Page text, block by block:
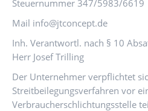
Steuernummer 347/5983/6619
Mail info@jtconcept.de
Inh. Verantwortl. nach § 10
Herr Josef Trilling
Der Unternehmer verpflichtet
Streitbeilegungsverfahren vor
Verbraucherschlichtungsstelle